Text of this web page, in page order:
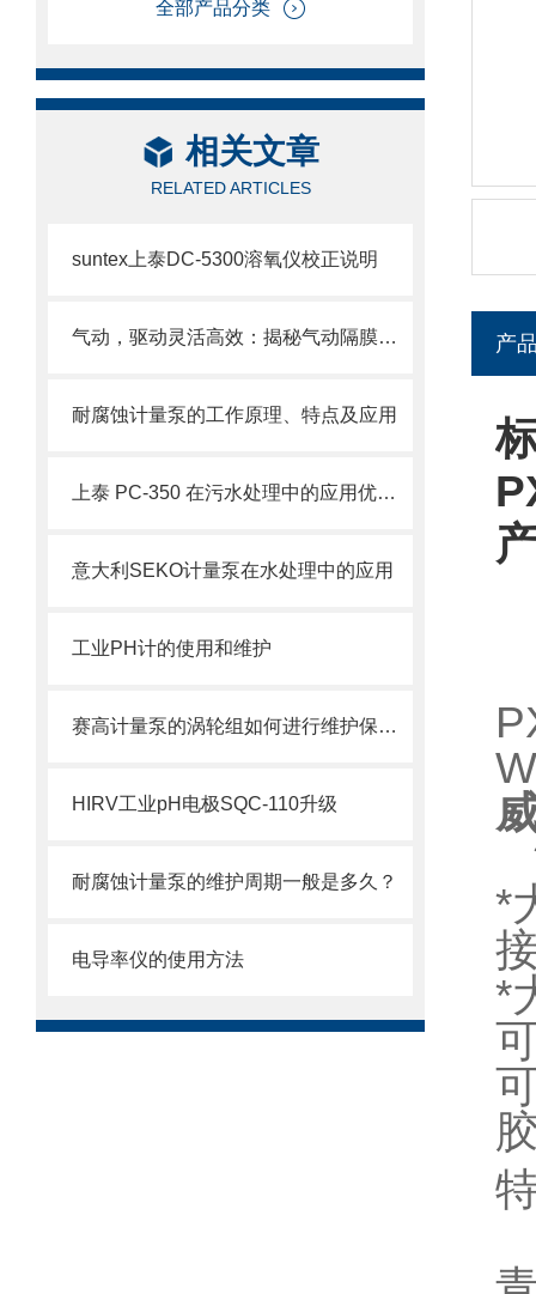
全部产品分类
相关文章
RELATED ARTICLES
suntex上泰DC-5300溶氧仪校正说明
气动，驱动灵活高效：揭秘气动隔膜泵的工作原理与应用优势
耐腐蚀计量泵的工作原理、特点及应用
上泰 PC-350 在污水处理中的应用优势有哪些？
意大利SEKO计量泵在水处理中的应用
工业PH计的使用和维护
赛高计量泵的涡轮组如何进行维护保养？
HIRV工业pH电极SQC-110升级
耐腐蚀计量泵的维护周期一般是多久？
电导率仪的使用方法
产
*
*